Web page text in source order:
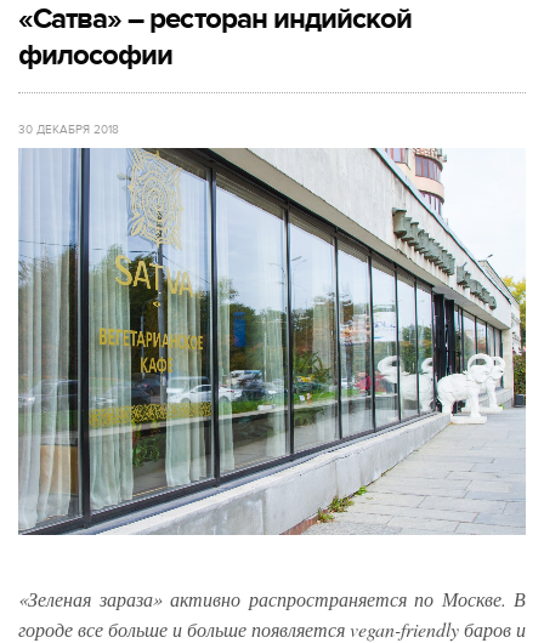
«Сатва» – ресторан индийской
философии
30 ДЕКАБРЯ 2018
«Зеленая зараза» активно распространяется по Москве. В
городе все больше и больше появляется vegan-friendly баров и